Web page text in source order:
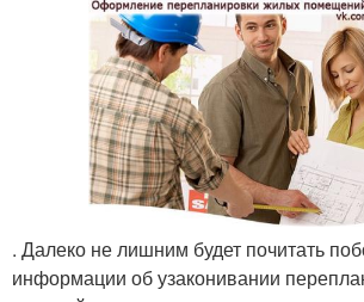
. Далеко не лишним будет почитать
информации об узаконивании